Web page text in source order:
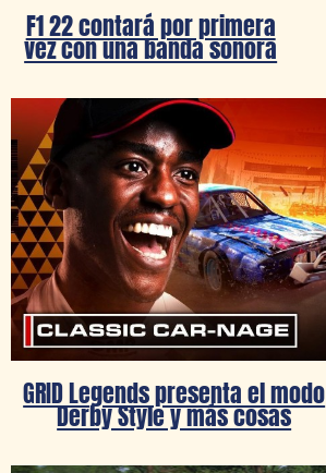
F1 22 contará por primera
vez con una banda sonora
GRID Legends presenta el modo
Derby Style y más cosas